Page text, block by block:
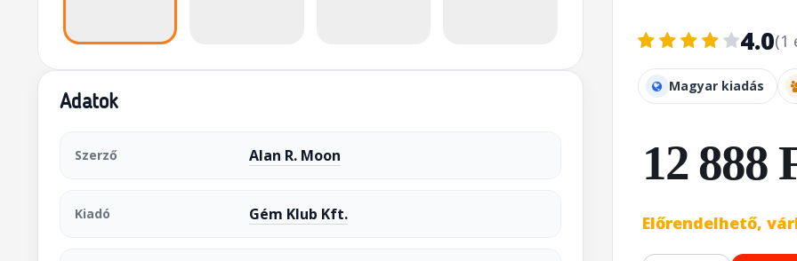
Adatok
Szerző Alan R. Moon
Kiadó Gém Klub Kft.
4.0(1
Magyar kiadás
12 888
Előrendelhető,